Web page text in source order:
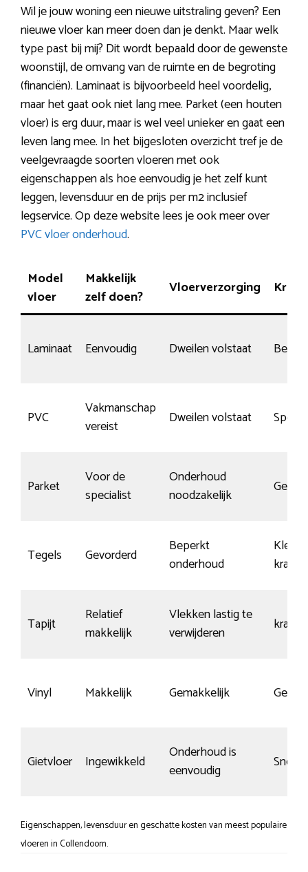
Wil je jouw woning een nieuwe uitstraling geven? Een
nieuwe vloer kan meer doen dan je denkt. Maar welk
type past bij mij? Dit wordt bepaald door de gewenste
woonstijl, de omvang van de ruimte en de begroting
(financiën). Laminaat is bijvoorbeeld heel voordelig,
maar het gaat ook niet lang mee. Parket (een houten
vloer) is erg duur, maar is wel veel unieker en gaat een
leven lang mee. In het bijgesloten overzicht tref je de
veelgevraagde soorten vloeren met ook
eigenschappen als hoe eenvoudig je het zelf kunt
leggen, levensduur en de prijs per m2 inclusief
legservice. Op deze website lees je ook meer over
PVC vloer onderhoud.
Model
vloer
Makkelijk
zelf doen?
Vloerverzorging
Laminaat Eenvoudig Dweilen volstaat
PVC
Vakmanschap
vereist
Dweilen volstaat
Parket
Voor de
specialist
Onderhoud
noodzakelijk
Tegels Gevorderd
Beperkt
onderhoud
Tapijt
Relatief
makkelijk
Vlekken lastig te
verwijderen
krasvrij
Vinyl Makkelijk Gemakkelijk
Gietvloer Ingewikkeld
Onderhoud is
eenvoudig
Snel
Eigenschappen, levensduur en geschatte kosten van meest populaire
vloeren in Collendoorn.